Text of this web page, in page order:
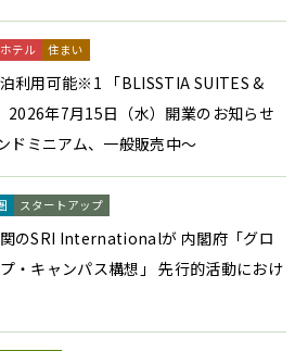
テル 住まい
利用可能※1 「BLISSTIA SUITES &
2026年7月15日（水）開業のお知らせ
ドミニアム、一般販売中～
スタートアップ
のSRI Internationalが 内閣府「グロ
・キャンパス構想」 先行的活動におけ